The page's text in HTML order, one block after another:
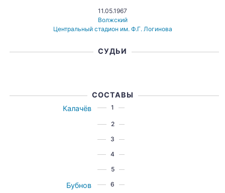
11.05.1967
Волжский
Центральный стадион им. Ф.Г. Логинова
СУДЬИ
СОСТАВЫ
Калачёв
1
2
3
4
5
Бубнов 6